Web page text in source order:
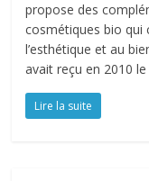
propose des
cosmétiques bio qui
l’esthétique et au
avait reçu en 2010 le
Lire la suite